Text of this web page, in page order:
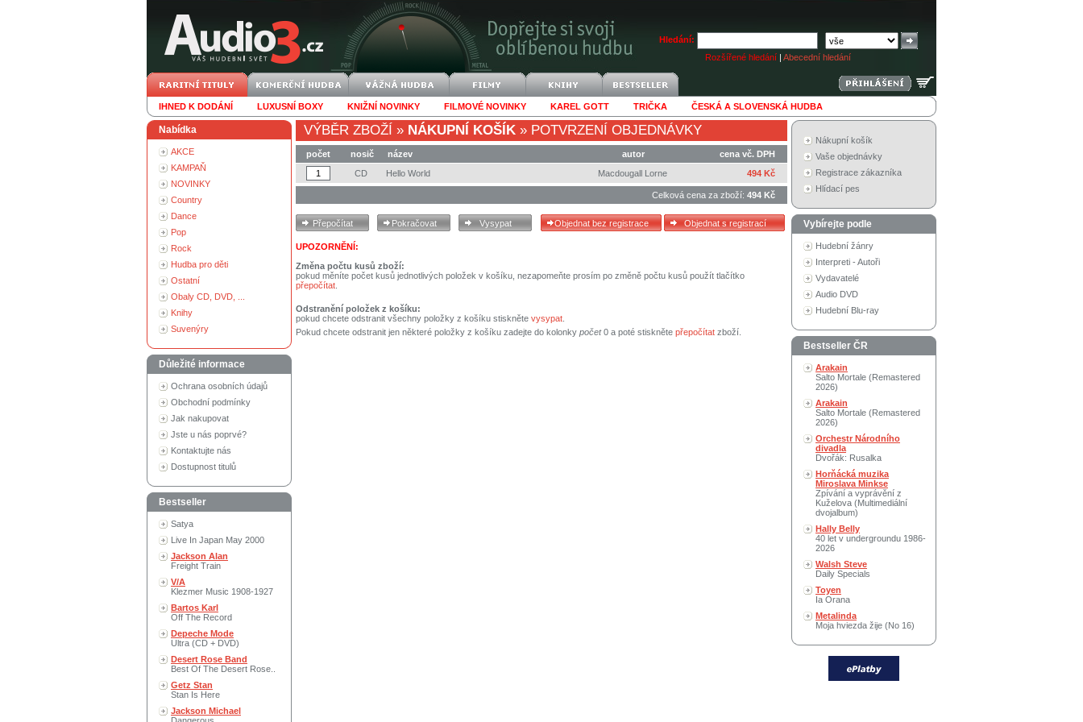
Hledání:
Rozšířené hledání | Abecední hledání
IHNED K DODÁNÍ LUXUSNÍ BOXY KNIŽNÍ NOVINKY FILMOVÉ NOVINKY KAREL GOTT TRIČKA ČESKÁ A SLOVENSKÁ HUDBA
Nabídka
AKCE
KAMPAŇ
NOVINKY
Country
Dance
Pop
Rock
Hudba pro děti
Ostatní
Obaly CD, DVD, ...
Knihy
Suvenýry
Důležité informace
Ochrana osobních údajů
Obchodní podmínky
Jak nakupovat
Jste u nás poprvé?
Kontaktujte nás
Dostupnost titulů
Bestseller
Satya
Live In Japan May 2000
Jackson Alan
Freight Train
V/A
Klezmer Music 1908-1927
Bartos Karl
Off The Record
Depeche Mode
Ultra (CD + DVD)
Desert Rose Band
Best Of The Desert Rose..
Getz Stan
Stan Is Here
Jackson Michael
VÝBĚR ZBOŽÍ » NÁKUPNÍ KOŠÍK » POTVRZENÍ OBJEDNÁVKY
počet nosič název autor
cena vč. DPH
CD
Hello World Macdougall Lorne 494 Kč
Celková cena za zboží: 494 Kč
UPOZORNĚNÍ:
Změna počtu kusů zboží:
pokud měníte počet kusů jednotlivých položek v košíku, nezapomeňte prosím po změně počtu kusů použít tlačítko
přepočítat
Odstranění položek z košíku:
pokud chcete odstranit všechny položky z košíku stiskněte vysypat
Pokud chcete odstranit jen některé položky z košíku zadejte do kolonky počet0 a poté stiskněte přepočítat zboží.
Nákupní košík
Vaše objednávky
Registrace zákazníka
Hlídací pes
Vybírejte podle
Hudební žánry
Interpreti - Autoři
Vydavatelé
Audio DVD
Hudební Blu-ray
Bestseller ČR
Arakain
Salto Mortale (Remastered
2026)
Arakain
Salto Mortale (Remastered
2026)
Orchestr Národního
divadla
Dvořák: Rusalka
Horňácká muzika
Miroslava Minkse
Zpívání a vyprávění z
Kuželova (Multimediální
dvojalbum)
Hally Belly
40 let v undergroundu 1986-
2026
Walsh Steve
Daily Specials
Toyen
Ia Orana
Metalinda
Moja hviezda žije (No 16)